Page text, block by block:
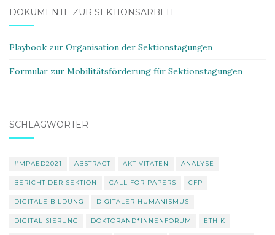
DOKUMENTE ZUR SEKTIONSARBEIT
Playbook zur Organisation der Sektionstagungen
Formular zur Mobilitätsförderung für Sektionstagungen
SCHLAGWÖRTER
#MPAED2021 ABSTRACT AKTIVITÄTEN ANALYSE
BERICHT DER SEKTION CALL FOR PAPERS CFP
DIGITALE BILDUNG DIGITALER HUMANISMUS
DIGITALISIERUNG DOKTORAND*INNENFORUM ETHIK